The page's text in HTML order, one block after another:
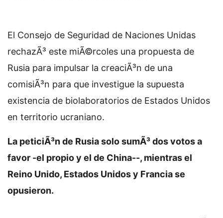
El Consejo de Seguridad de Naciones Unidas
rechazÃ³ este miÃ©rcoles una propuesta de
Rusia para impulsar la creaciÃ³n de una
comisiÃ³n para que investigue la supuesta
existencia de biolaboratorios de Estados Unidos
en territorio ucraniano.
La peticiÃ³n de Rusia solo sumÃ³ dos votos a
favor -el propio y el de China--, mientras el
Reino Unido, Estados Unidos y Francia se
opusieron.